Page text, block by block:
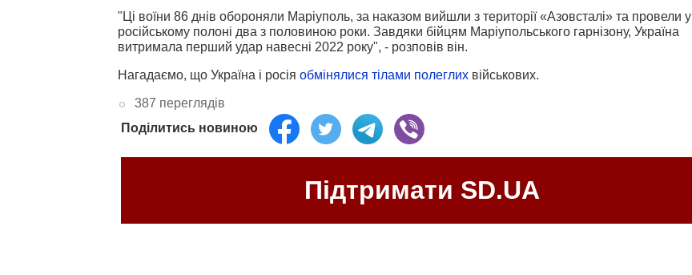
"Ці воїни 86 днів обороняли Маріуполь, за наказом вийшли з території «Азовсталі» та провели у
російському полоні два з половиною роки. Завдяки бійцям Маріупольського гарнізону, Україна
витримала перший удар навесні 2022 року", - розповів він.
Нагадаємо, що Україна і росія обмінялися тілами полеглих військових.
387 переглядів
Поділитись новиною
Підтримати SD.UA